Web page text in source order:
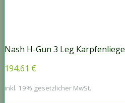
Nash H-Gun 3 Leg Karpfenliege
194,61 €
inkl. 19% gesetzlicher MwSt.